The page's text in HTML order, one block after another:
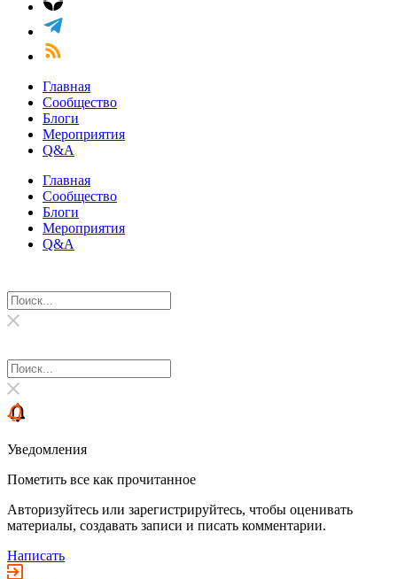
Главная
Сообщество
Блоги
Мероприятия
Q&A
Главная
Сообщество
Блоги
Мероприятия
Q&A
Уведомления
Пометить все как прочитанное
Авторизуйтесь или зарегистрируйтесь, чтобы оценивать
материалы, создавать записи и писать комментарии.
Написать